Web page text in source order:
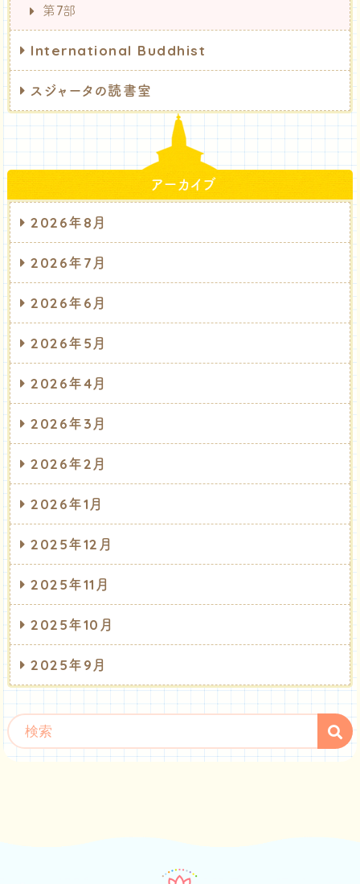
第7部
International Buddhist
スジャータの読書室
アーカイブ
2026年8月
2026年7月
2026年6月
2026年5月
2026年4月
2026年3月
2026年2月
2026年1月
2025年12月
2025年11月
2025年10月
2025年9月